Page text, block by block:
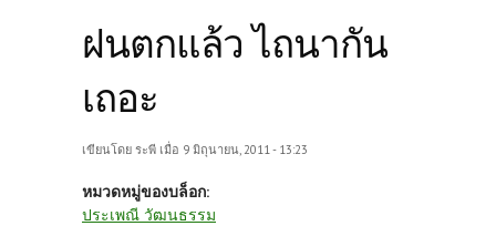
ฝนตกแล้ว ไถนากัน
เถอะ
เขียนโดย ระพี เมื่อ 9 มิถุนายน, 2011 - 13:23
หมวดหมู่ของบล็อก:
ประเพณี วัฒนธรรม